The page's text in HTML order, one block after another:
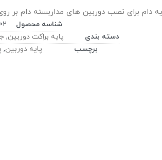
دام برای نصب دوربین های مداربسته دام بر
شناسه محصول
دسته بندی
پایه براکت دوربین,
برچسب
پایه دوربین,